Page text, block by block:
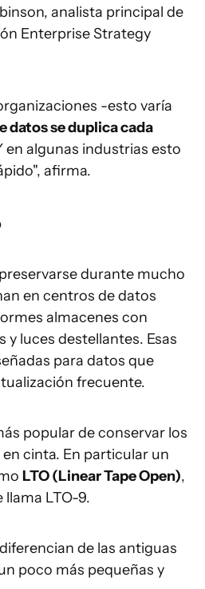
analista principal de
Enterprise Strategy
-esto varía
datos se duplica cada
en algunas industrias esto
afirma.
durante mucho
en centros de datos
almacenes con
y luces destellantes. Esas
para datos que
frecuente.
popular de conservar los
cinta. En particular un
LTO (Linear Tape Open),
LTO-9.
de las antiguas
poco más pequeñas y